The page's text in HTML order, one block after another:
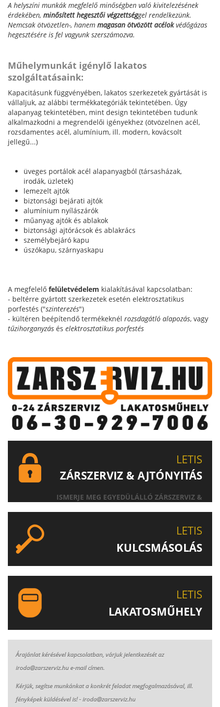
A helyszíni munkák megfelelő minőségben való kivitelezésének
érdekében, minősített hegesztői végzettséggel rendelkezünk.
Nemcsak ötvözetlen-, hanem magasan ötvözött acélokvédőgázas
hegesztésére is fel vagyunk szerszámozva.
Műhelymunkát igénylő lakatos
szolgáltatásaink:
Kapacitásunk függvényében, lakatos szerkezetek gyártását is
vállaljuk, az alábbi termékkategóriák tekintetében. Úgy
alapanyag tekintetében, mint design tekintetében tudunk
alkalmazkodni a megrendelői igényekhez (ötvözelnen acél,
rozsdamentes acél, alumínium, ill. modern, kovácsolt
jellegű...)
üveges portálok acél alapanyagból (társasházak,
irodák, üzletek)
lemezelt ajtók
biztonsági bejárati ajtók
alumínium nyílászárók
műanyag ajtók és ablakok
biztonsági ajtórácsok és ablakrács
személybejáró kapu
úszókapu, szárnyaskapu
A megfelelő felületvédelem kialakításával kapcsolatban:
- beltérre gyártott szerkezetek esetén elektrosztatikus
porfestés ("szinterezés")
- kültéren beépítendő termékeknél rozsdagátló alapozás, vagy
tűzihorganyzás és elektrosztatikus porfestés
LETIS
ZÁRSZERVIZ & AJTÓNYITÁS
ISMERJE MEG EGYEDÜLÁLLÓ ZÁRSZERVIZ &
LETIS
KULCSMÁSOLÁS
LETIS
LAKATOSMŰHELY
Árajánlat kérésével kapcsolatban, várjuk jelentkezését az
iroda@zarszerviz.hu e-mail címen.
Kérjük, segítse munkánkat a konkrét feladat megfogalmazásával, ill.
fényképek küldésével is! - iroda@zarszerviz.hu